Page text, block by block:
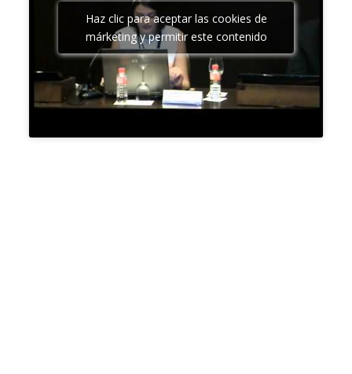
Haz clic para aceptar las cookies de
márketing y permitir este contenido